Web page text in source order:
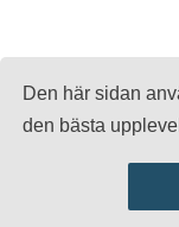
Den här sidan
den bästa